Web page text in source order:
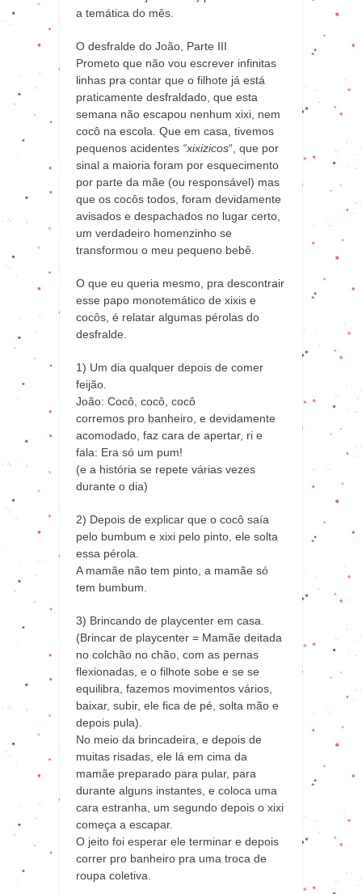
a temática do mês.
O desfralde do João, Parte III
Prometo que não vou escrever infinitas
linhas pra contar que o filhote já está
praticamente desfraldado, que esta
semana não escapou nenhum xixi, nem
cocô na escola. Que em casa, tivemos
pequenos acidentes “xixizicos“, que por
sinal a maioria foram por esquecimento
por parte da mãe (ou responsável) mas
que os cocôs todos, foram devidamente
avisados e despachados no lugar certo,
um verdadeiro homenzinho se
transformou o meu pequeno bebê.
O que eu queria mesmo, pra descontrair
esse papo monotemático de xixis e
cocôs, é relatar algumas pérolas do
desfralde.
1) Um dia qualquer depois de comer
feijão.
João: Cocô, cocô, cocô
corremos pro banheiro, e devidamente
acomodado, faz cara de apertar, ri e
fala: Era só um pum!
(e a história se repete várias vezes
durante o dia)
2) Depois de explicar que o cocô saía
pelo bumbum e xixi pelo pinto, ele solta
essa pérola.
A mamãe não tem pinto, a mamãe só
tem bumbum.
3) Brincando de playcenter em casa.
(Brincar de playcenter = Mamãe deitada
no colchão no chão, com as pernas
flexionadas, e o filhote sobe e se se
equilibra, fazemos movimentos vários,
baixar, subir, ele fica de pé, solta mão e
depois pula).
No meio da brincadeira, e depois de
muitas risadas, ele lá em cima da
mamãe preparado para pular, para
durante alguns instantes, e coloca uma
cara estranha, um segundo depois o xixi
começa a escapar.
O jeito foi esperar ele terminar e depois
correr pro banheiro pra uma troca de
roupa coletiva.